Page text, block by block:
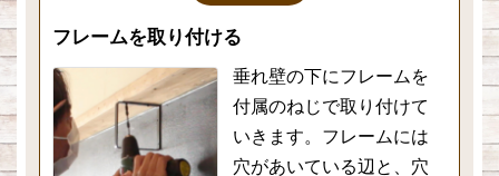
フレームを取り付ける
垂れ壁の下にフレームを
付属のねじで取り付けて
いきます。フレームには
穴があいている辺と、穴